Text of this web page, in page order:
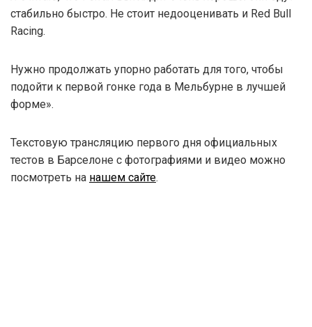
стабильно быстро. Не стоит недооценивать и Red Bull
Racing.
Нужно продолжать упорно работать для того, чтобы
подойти к первой гонке года в Мельбурне в лучшей
форме».
Текстовую трансляцию первого дня официальных
тестов в Барселоне с фотографиями и видео можно
посмотреть на нашем сайте.